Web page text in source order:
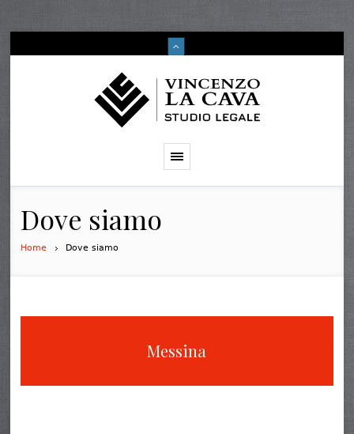
Dove siamo
Home Dove siamo
Messina